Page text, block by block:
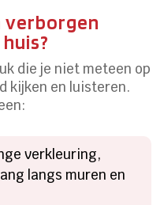
verborgen
die je niet meteen op
kijken en luisteren.
verkleuring,
langs muren en